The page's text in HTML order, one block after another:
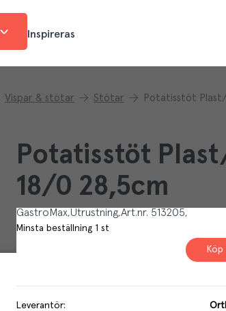
Inspireras
Vispar & stötar Stötar Potatisstöt
Potatisstöt
18/0 28,5cm
GastroMax Utrustning Art.nr. 513205
Minsta beställning 1 st
Köp
Leverantör: